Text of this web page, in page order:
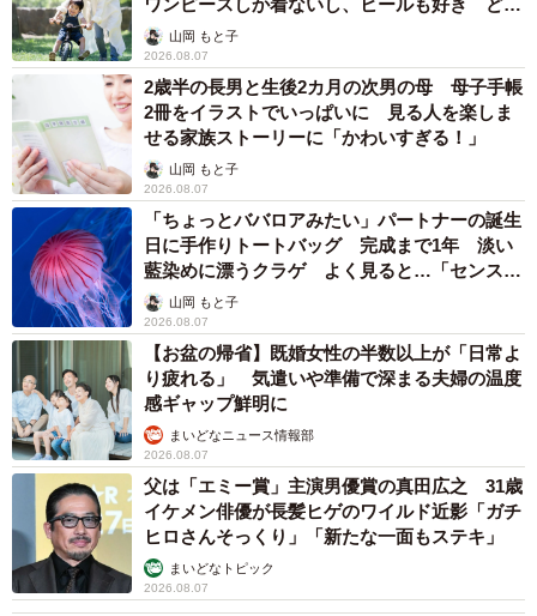
「暑い時も寒い時も散歩の時はいつもこんな感じなので、
気温はあまり関係ないみたいです。散歩が嫌い…と言うよ
りも、興味がないっていう感じです。ただ、タップは歩く
こと自体にはそんなに興味がないのですが、ニオイ嗅ぎは
かなり入念なので、飼い主はなるべく付き合うようにして
います。途中でオヤツ休憩を何度か入れたり、タップのペ
ースに合わせるように心がけてます」
ワンピースしか着ないし、ヒールも好き どの
へんが…
山岡 もと子
2026.08.07
2歳半の長男と生後2カ月の次男の母 母子手帳
2冊をイラストでいっぱいに 見る人を楽しま
せる家族ストーリーに「かわいすぎる！」
山岡 もと子
2026.08.07
「ちょっとババロアみたい」パートナーの誕生
日に手作りトートバッグ 完成まで1年 淡い
藍染めに漂うクラゲ よく見ると…「センスす
ごい」山岡 もと子
2026.08.07
【お盆の帰省】既婚女性の半数以上が「日常よ
り疲れる」 気遣いや準備で深まる夫婦の温度
感ギャップ鮮明に
まいどなニュース情報部
2026.08.07
父は「エミー賞」主演男優賞の真田広之 31歳
イケメン俳優が長髪ヒゲのワイルド近影「ガチ
ヒロさんそっくり」「新たな一面もステキ」
まいどなトピック
2026.08.07